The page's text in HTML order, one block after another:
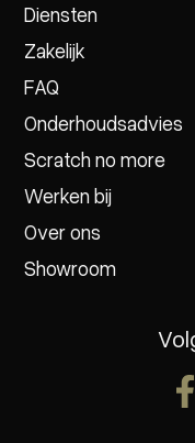
Diensten
Zakelijk
FAQ
Onderhoudsadvies
Scratch no more
Werken bij
Over ons
Showroom